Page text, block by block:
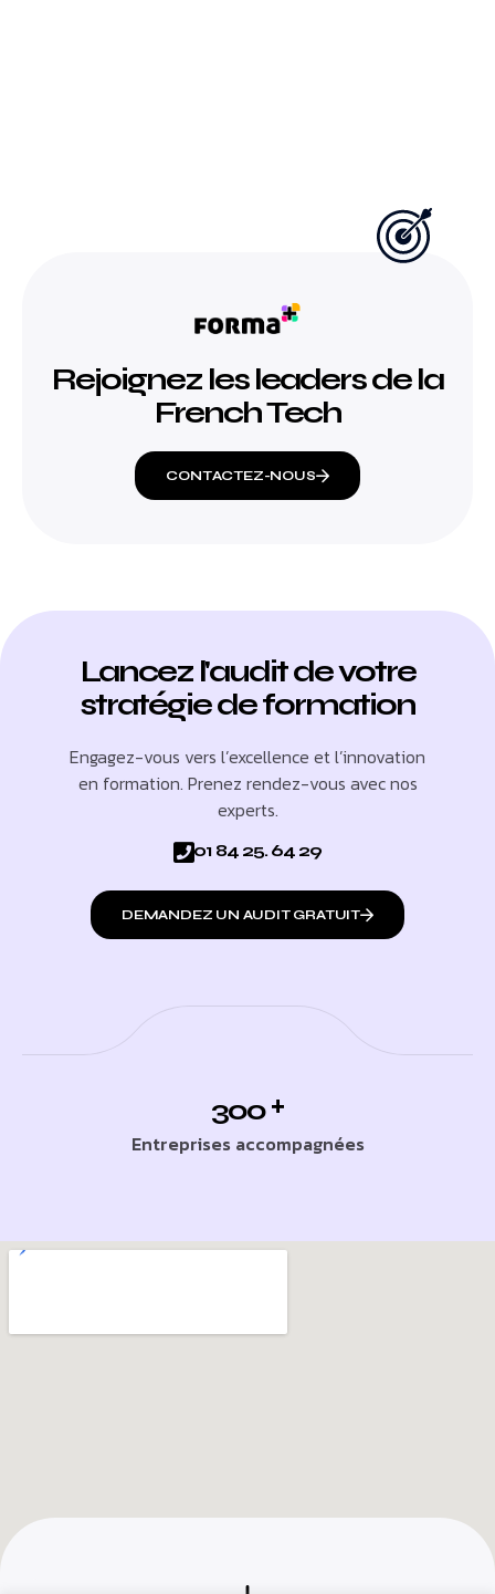
Rejoignez les leaders de la
French Tech
CONTACTEZ-NOUS
Lancez l'audit de votre
stratégie de formation
Engagez-vous vers l’excellence et l’innovation
en formation. Prenez rendez-vous avec nos
experts.
01 84 25. 64 29
DEMANDEZ UN AUDIT GRATUIT
300 +
Entreprises accompagnées